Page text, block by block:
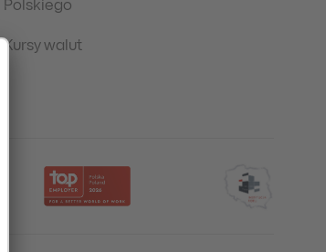
Polskiego
Kursy walut